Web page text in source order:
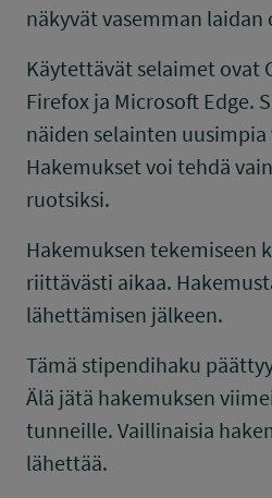
näkyvät vasemman laidan
Käytettävät selaimet ovat
Firefox ja Microsoft Edge.
näiden selainten uusimpia
Hakemukset voi tehdä
ruotsiksi.
Hakemuksen tekemiseen
riittävästi aikaa.
lähettämisen jälkeen.
Tämä stipendihaku
Älä jätä hakemuksen
tunneille. Vaillinaisia
lähettää.